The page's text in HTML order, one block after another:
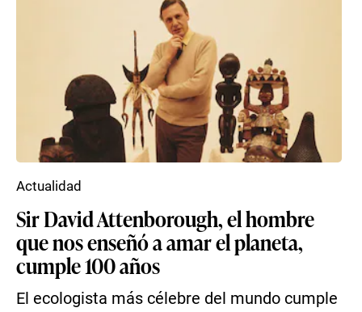
Sir David Attenborough, el hombre
que nos enseñó a amar el planeta,
cumple 100 años
El ecologista más célebre del mundo cumple
Actualidad